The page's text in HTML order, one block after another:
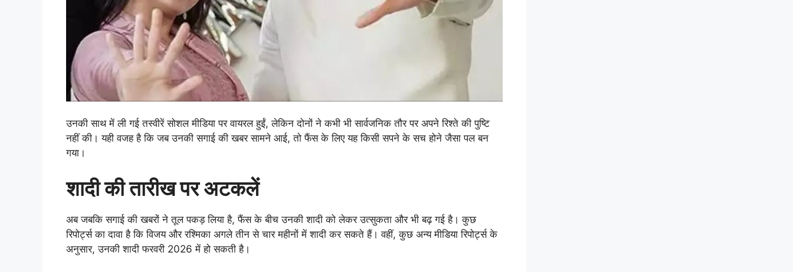
उनकी साथ में ली गई तस्वीरें सोशल मीडिया पर वायरल हुईं, लेकिन दोनों ने कभी भी सार्वजनिक तौर पर अपने रिश्ते की पुष्टि
नहीं की। यही वजह है कि जब उनकी सगाई की खबर सामने आई, तो फैंस के लिए यह किसी सपने के सच होने जैसा पल बन
गया।
शादी की तारीख पर अटकलें
अब जबकि सगाई की खबरों ने तूल पकड़ लिया है, फैंस के बीच उनकी शादी को लेकर उत्सुकता और भी बढ़ गई है। कुछ
रिपोर्ट्स का दावा है कि विजय और रश्मिका अगले तीन से चार महीनों में शादी कर सकते हैं। वहीं, कुछ अन्य मीडिया रिपोर्ट्स के
अनुसार, उनकी शादी फरवरी 2026 में हो सकती है।